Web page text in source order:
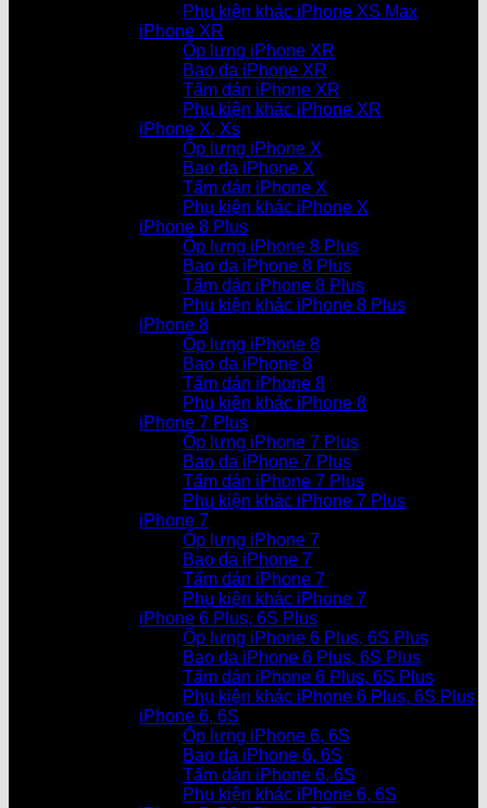
Phụ kiện khác iPhone XS Max
iPhone XR
Ốp lưng iPhone XR
Bao da iPhone XR
Tấm dán iPhone XR
Phụ kiện khác iPhone XR
iPhone X, Xs
Ốp lưng iPhone X
Bao da iPhone X
Tấm dán iPhone X
Phụ kiện khác iPhone X
iPhone 8 Plus
Ốp lưng iPhone 8 Plus
Bao da iPhone 8 Plus
Tấm dán iPhone 8 Plus
Phụ kiện khác iPhone 8 Plus
iPhone 8
Ốp lưng iPhone 8
Bao da iPhone 8
Tấm dán iPhone 8
Phụ kiện khác iPhone 8
iPhone 7 Plus
Ốp lưng iPhone 7 Plus
Bao da iPhone 7 Plus
Tấm dán iPhone 7 Plus
Phụ kiện khác iPhone 7 Plus
iPhone 7
Ốp lưng iPhone 7
Bao da iPhone 7
Tấm dán iPhone 7
Phụ kiện khác iPhone 7
iPhone 6 Plus, 6S Plus
Ốp lưng iPhone 6 Plus, 6S Plus
Bao da iPhone 6 Plus, 6S Plus
Tấm dán iPhone 6 Plus, 6S Plus
Phụ kiện khác iPhone 6 Plus, 6S Plus
iPhone 6, 6S
Ốp lưng iPhone 6, 6S
Bao da iPhone 6, 6S
Tấm dán iPhone 6, 6S
Phụ kiện khác iPhone 6, 6S